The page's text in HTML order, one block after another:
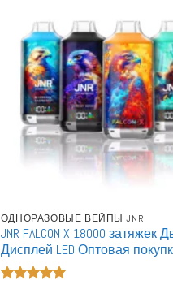
ОДНОРАЗОВЫЕ ВЕЙПЫ JNR
JNR FALCON X 18000 затяжек
Дисплей LED Оптовая
Перезаряжаемые